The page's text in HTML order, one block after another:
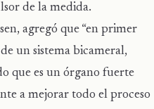
de la medida.
agregó que “en primer
un sistema bicameral,
que es un órgano fuerte
a mejorar todo el proceso